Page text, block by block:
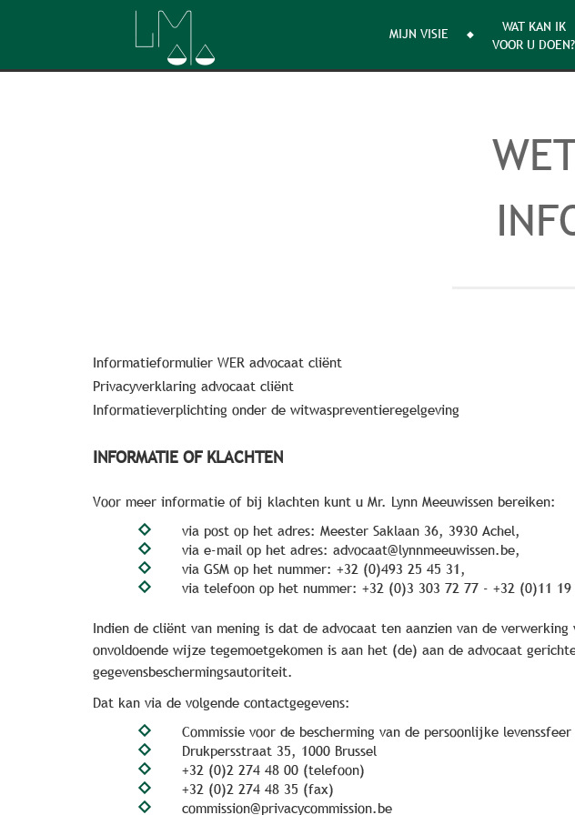
MIJN VISIE
WAT KAN IK
VOOR U DOEN?
Informatieformulier WER advocaat cliënt
Privacyverklaring advocaat cliënt
Informatieverplichting onder de witwaspreventieregelgeving
INFORMATIE OF KLACHTEN
Voor meer informatie of bij klachten kunt u Mr. Lynn Meeuwissen bereiken:
via post op het adres: Meester Saklaan 36, 3930 Achel,
via e-mail op het adres: advocaat@lynnmeeuwissen.be,
via GSM op het nummer: +32 (0)493 25 45 31,
via telefoon op het nummer: +32 (0)3 303 72 77 - +32 (0)11 19
Indien de cliënt van mening is dat de advocaat ten aanzien van de
onvoldoende wijze tegemoetgekomen is aan het (de) aan de advocaat
gegevensbeschermingsautoriteit.
Dat kan via de volgende contactgegevens:
Commissie voor de bescherming van de persoonlijke levenssfeer
Drukpersstraat 35, 1000 Brussel
+32 (0)2 274 48 00 (telefoon)
+32 (0)2 274 48 35 (fax)
commission@privacycommission.be